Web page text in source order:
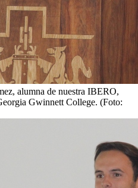
alumna de nuestra IBERO,
Gwinnett College. (Foto: